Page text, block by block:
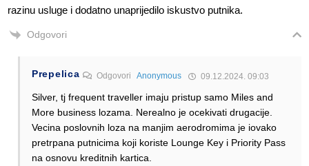
razinu usluge i dodatno unaprijedilo iskustvo putnika.
Odgovori
Prepelica OdgovoriAnonymous 09.12.2024. 09:03
Silver, tj frequent traveller imaju pristup samo Miles and
More business lozama. Nerealno je ocekivati drugacije.
Vecina poslovnih loza na manjim aerodromima je iovako
pretrpana putnicima koji koriste Lounge Key i Priority Pass
na osnovu kreditnih kartica.